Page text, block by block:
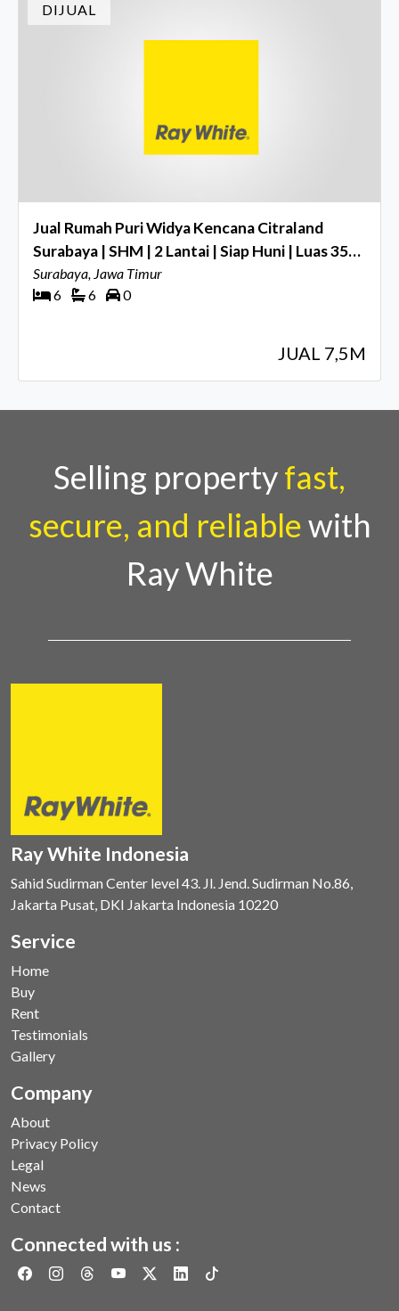
DIJUAL
Jual Rumah Puri Widya Kencana Citraland
Surabaya | SHM | 2 Lantai | Siap Huni | Luas 358
m²
Surabaya, Jawa Timur
6
6 0
JUAL 7,5M
Selling propertyfast,
secure, and reliablewith
Ray White
Ray White Indonesia
Sahid Sudirman Center level 43. Jl. Jend. Sudirman No.86,
Jakarta Pusat, DKI Jakarta Indonesia 10220
Service
Home
Buy
Rent
Testimonials
Gallery
Company
About
Privacy Policy
Legal
News
Contact
Connected with us :